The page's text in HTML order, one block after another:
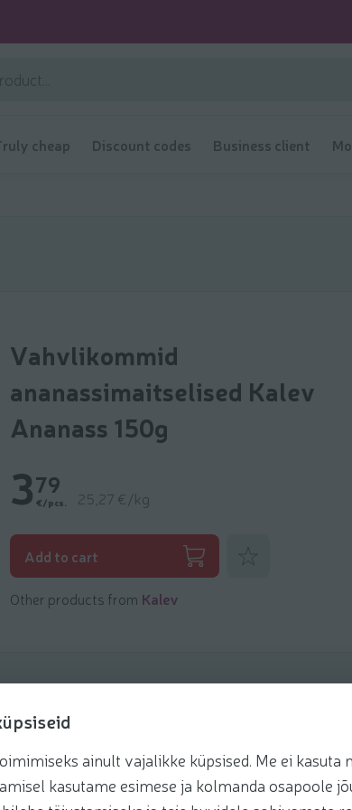
ainult vajalikke küpsised. Me ei kasuta
kasutame esimese ja kolmanda osapoole
cheap Discount codes Business client
Vahvlikommid
ananassimaitselised Kalev
Ananass 150g
379
€/pcs. 25,27 €/kg
Add to cart
Other products from Kalev